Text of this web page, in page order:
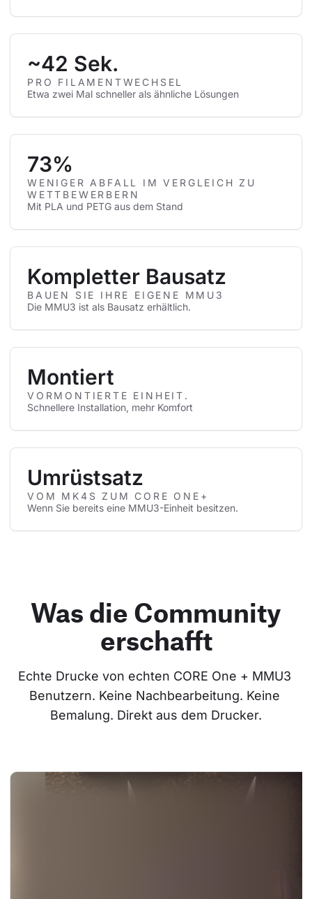
~42 Sek.
PRO FILAMENTWECHSEL
Etwa zwei Mal schneller als ähnliche Lösungen
73%
WENIGER ABFALL IM VERGLEICH ZU
WETTBEWERBERN
Mit PLA und PETG aus dem Stand
Kompletter Bausatz
BAUEN SIE IHRE EIGENE MMU3
Die MMU3 ist als Bausatz erhältlich.
Montiert
VORMONTIERTE EINHEIT.
Schnellere Installation, mehr Komfort
Umrüstsatz
VOM MK4S ZUM CORE ONE+
Wenn Sie bereits eine MMU3-Einheit besitzen.
Was die Community
erschafft
Echte Drucke von echten CORE One + MMU3
Benutzern. Keine Nachbearbeitung. Keine
Bemalung. Direkt aus dem Drucker.